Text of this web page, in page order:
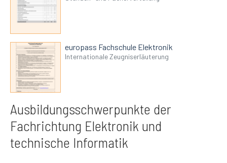
europass Fachschule Elektronik
Internationale Zeugniserläuterung
Ausbildungsschwerpunkte der
Fachrichtung Elektronik und
technische Informatik